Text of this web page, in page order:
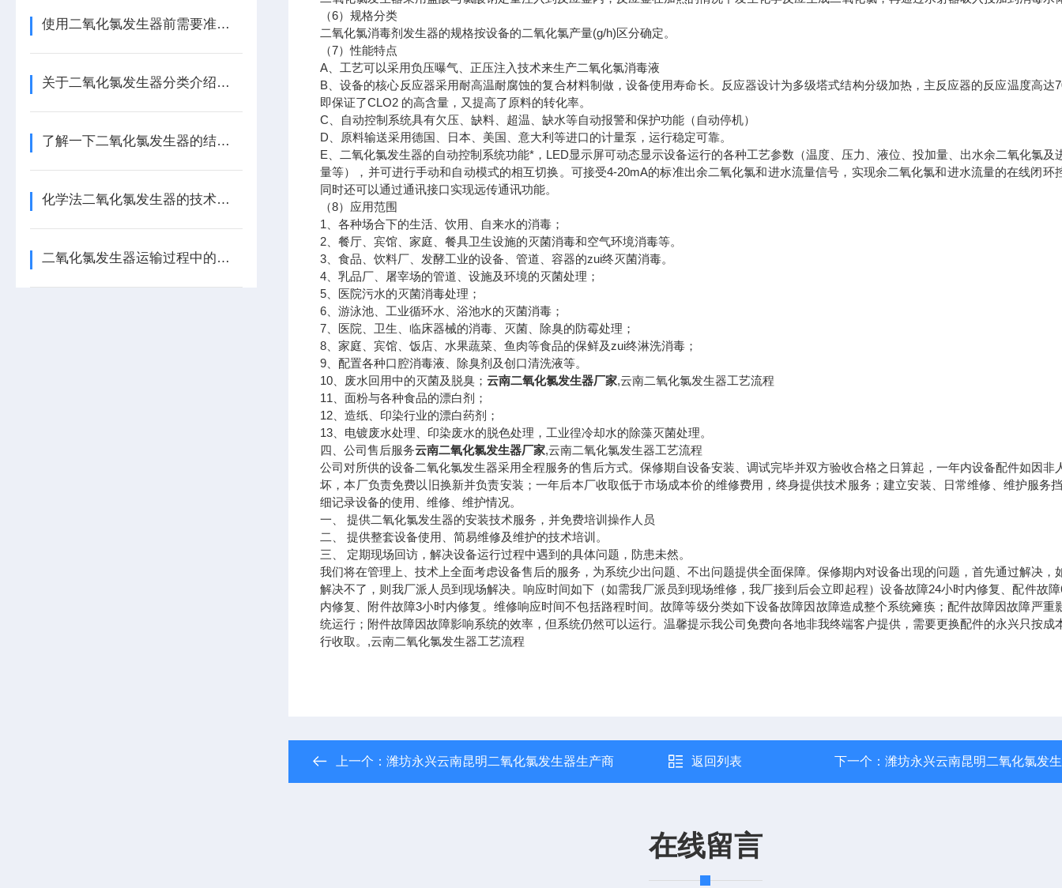
使用二氧化氯发生器前需要准备些什么？
关于二氧化氯发生器分类介绍，还不快来看看
了解一下二氧化氯发生器的结构功能及原理
化学法二氧化氯发生器的技术要求
二氧化氯发生器运输过程中的注意事项
（6）规格分类
二氧化氯消毒剂发生器的规格按设备的二氧化氯产量(g/h)区分确定。
（7）性能特点
A 、工艺可以采用负压曝气、正压注入技术来生产二氧化氯消毒液
B 、设备的核心反应器采用耐高温耐腐蚀的复合材料制做，设备使用寿命长。反应器设计为多级塔式结构分级加热，主反应器的反应温度高达
即保证了CLO2 的高含量，又提高了原料的转化率。
C 、自动控制系统具有欠压、缺料、超温、缺水等自动报警和保护功能（自动停机）
D 、原料输送采用德国、日本、美国、意大利等进口的计量泵，运行稳定可靠。
E 、二氧化氯发生器的自动控制系统功能*， LED显示屏可动态显示设备运行的各种工艺参数（温度、压力、液位、投加量、出水余二氧化氯及
量等），并可进行手动和自动模式的相互切换。可接受4-20mA的标准出余二氧化氯和进水流量信号，实现余二氧化氯和进水流量的在线闭环
同时还可以通过通讯接口实现远传通讯功能。
（8）应用范围
1 、各种场合下的生活、饮用、自来水的消毒；
2 、餐厅、宾馆、家庭、餐具卫生设施的灭菌消毒和空气环境消毒等。
3 、食品、饮料厂、发酵工业的设备、管道、容器的zui终灭菌消毒。
4 、乳品厂、屠宰场的管道、设施及环境的灭菌处理；
5 、医院污水的灭菌消毒处理；
6 、游泳池、工业循环水、浴池水的灭菌消毒；
7 、医院、卫生、临床器械的消毒、灭菌、除臭的防霉处理；
8 、家庭、宾馆、饭店、水果蔬菜、鱼肉等食品的保鲜及zui终淋洗消毒；
9 、配置各种口腔消毒液、除臭剂及创口清洗液等。
10 、废水回用中的灭菌及脱臭； 云南二氧化氯发生器厂家,云南二氧化氯发生器工艺流程
11 、面粉与各种食品的漂白剂；
12 、造纸、印染行业的漂白药剂；
13 、电镀废水处理、印染废水的脱色处理，工业徨冷却水的除藻灭菌处理。
四、公司售后服务云南二氧化氯发生器厂家,云南二氧化氯发生器工艺流程
公司对所供的设备二氧化氯发生器采用全程服务的售后方式。保修期自设备安装、调试完毕并双方验收合格之日算起，一年内设备配件如因非
坏，本厂负责免费以旧换新并负责安装；一年后本厂收取低于市场成本价的维修费用，终身提供技术服务；建立安装、日常维修、维护服务
细记录设备的使用、维修、维护情况。
一、
提供二氧化氯发生器的安装技术服务，并免费培训操作人员
二、
提供整套设备使用、简易维修及维护的技术培训。
三、
定期现场回访，解决设备运行过程中遇到的具体问题，防患未然。
我们将在管理上、技术上全面考虑设备售后的服务，为系统少出问题、不出问题提供全面保障。保修期内对设备出现的问题，首先通过解决，
解决不了，则我厂派人员到现场解决。响应时间如下（如需我厂派员到现场维修，我厂接到后会立即起程）设备故障24小时内修复、配件故障
内修复、附件故障3小时内修复。维修响应时间不包括路程时间。故障等级分类如下设备故障因故障造成整个系统瘫痪；配件故障因故障严重
统运行；附件故障因故障影响系统的效率，但系统仍然可以运行。温馨提示我公司免费向各地非我终端客户提供，需要更换配件的永兴只按成
行收取。 ,云南二氧化氯发生器工艺流程
上一个： 潍坊永兴云南昆明二氧化氯发生器生产商 返回列表 下一个： 潍坊永兴云南昆明二氧化氯发
在线留言